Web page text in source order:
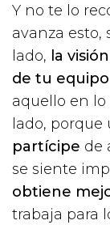
Y no te lo
avanza esto,
lado, la
de tu
aquello en lo
lado, porque
partícipe de
se siente
obtiene
trabaja para